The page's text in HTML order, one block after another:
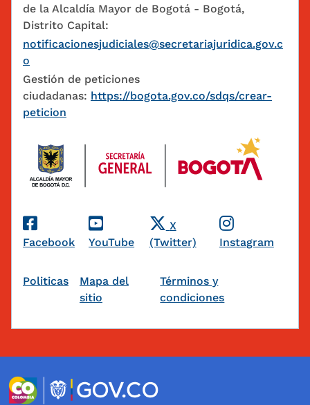
de la Alcaldía Mayor de Bogotá - Bogotá,
Distrito Capital:
notificacionesjudiciales@secretariajuridica.gov.c
o
Gestión de peticiones
ciudadanas: https://bogota.gov.co/sdqs/crear-
peticion
Redes Sociales
Facebook YouTube
X
(Twitter)
Instagram
Pie de página
Politicas
Mapa del
sitio
Términos y
condiciones